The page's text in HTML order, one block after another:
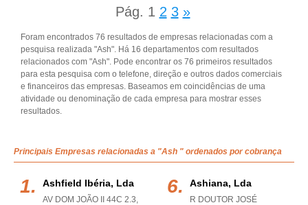
Pág. 1 2 3 »
Foram encontrados 76 resultados de empresas relacionadas com a
pesquisa realizada "Ash". Há 16 departamentos com resultados
relacionados com "Ash". Pode encontrar os 76 primeiros resultados
para esta pesquisa com o telefone, direção e outros dados comerciais
e financeiros das empresas. Baseamos em coincidências de uma
atividade ou denominação de cada empresa para mostrar esses
resultados.
Principais Empresas relacionadas a "Ash " ordenados por cobrança
Ashfield Ibéria, Lda
AV DOM JOÃO II 44C 2.3,
Ashiana, Lda
R DOUTOR JOSÉ